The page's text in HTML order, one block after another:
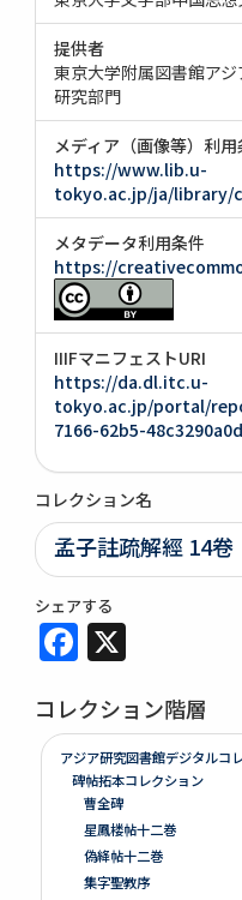
提供者
東京大学附属図書館ア
研究部門
メディア（画像等）利用
https://www.lib.u-
tokyo.ac.jp/ja/library/
メタデータ利用条件
https://
IIIFマニフェストURI
https://da.dl.itc.u-
tokyo.ac.jp/portal/
7166-62b5-
コレクション名
孟子註疏解經 14卷
シェアする
Facebook
コレクション階層
アジア研究図書館デジタルコ
碑帖拓本コレクション
曹全碑
星鳳楼帖十二巻
偽絳帖十二巻
集字聖教序